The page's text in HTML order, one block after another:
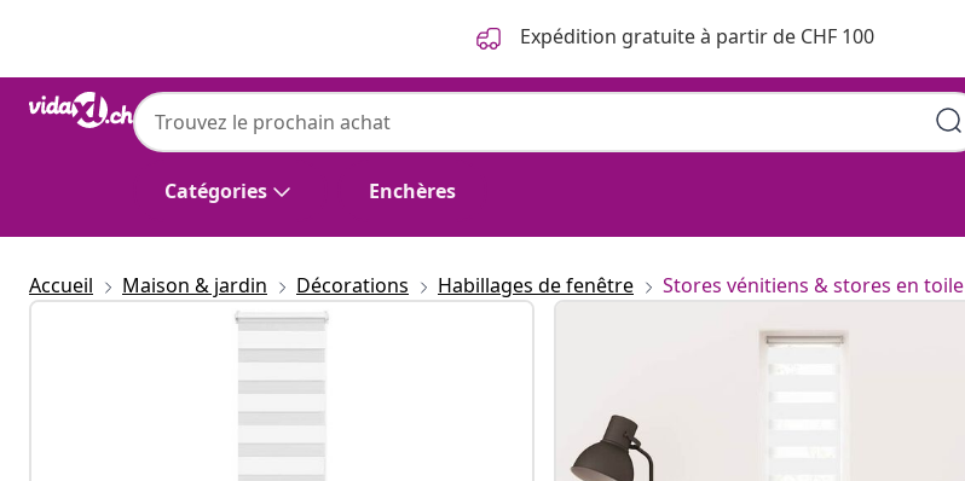
Expédition gratuite à partir de CHF 100
Catégories Enchères
Accueil Maison & jardin Décorations Habillages de fenêtre Stores vénitiens & stores en toile